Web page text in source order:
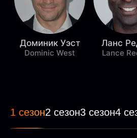
Доминик Уэст
Dominic West
Ланс
Lance
1 сезон2 сезон3 сезон4